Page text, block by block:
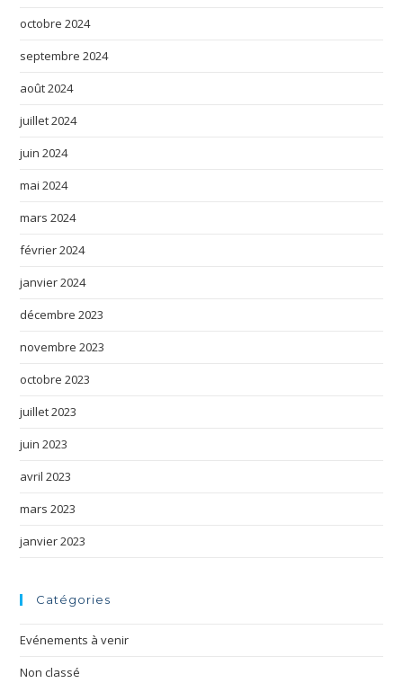
octobre 2024
septembre 2024
août 2024
juillet 2024
juin 2024
mai 2024
mars 2024
février 2024
janvier 2024
décembre 2023
novembre 2023
octobre 2023
juillet 2023
juin 2023
avril 2023
mars 2023
janvier 2023
Catégories
Evénements à venir
Non classé